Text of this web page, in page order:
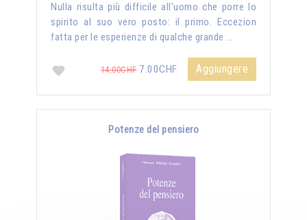
Nulla risulta più difficile all’uomo che porre lo
spirito al suo vero posto: il primo. Eccezion
fatta per le esperienze di qualche grande …
14.00CHF7.00CHF Aggiungere
Potenze del pensiero